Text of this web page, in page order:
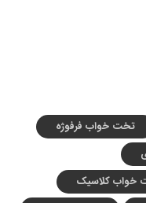
تخت خواب فرفوژه
خواب کلاسیک